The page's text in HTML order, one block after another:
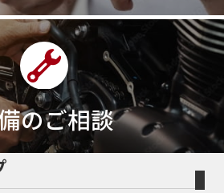
ツ400ｃｃモタード
4D94V 4ストローク
5/31 5000円 500cc
50cc
定50th Anniversary
50th記念モデル50周年
ル5600シリーズ
液晶5バルブ5月600cc
のご相談